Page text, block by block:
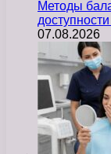
Методы
07.08.2026